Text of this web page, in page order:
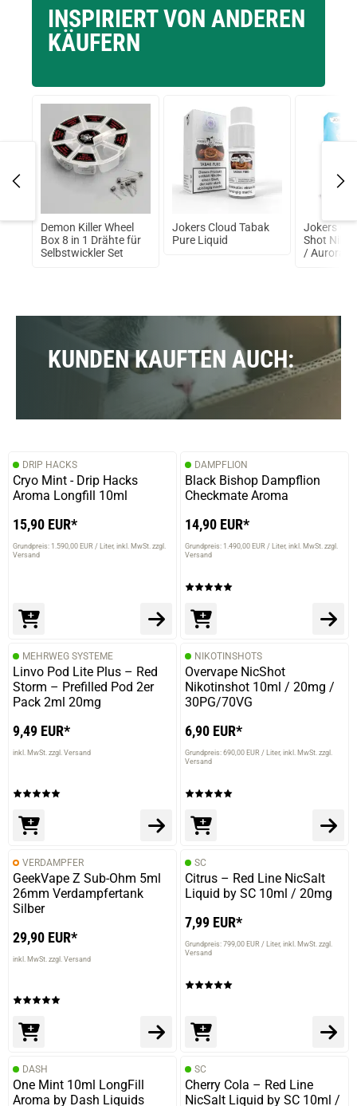
INSPIRIERT VON ANDEREN
KÄUFERN
Demon Killer Wheel
Box 8 in 1 Drähte für
Selbstwickler Set
Jokers Cloud Tabak
Pure Liquid
Jokers
Shot
/ Aurora
KUNDEN KAUFTEN AUCH:
DRIP HACKS
Cryo Mint - Drip Hacks
Aroma Longfill 10ml
15,90 EUR*
Grundpreis: 1.590,00 EUR / Liter inkl. MwSt. zzgl.
Versand
DAMPFLION
Black Bishop Dampflion
Checkmate Aroma
14,90 EUR*
Grundpreis: 1.490,00 EUR / Liter inkl. MwSt. zzgl.
Versand
MEHRWEG SYSTEME
Linvo Pod Lite Plus – Red
Storm – Prefilled Pod 2er
Pack 2ml 20mg
9,49 EUR*
inkl. MwSt. zzgl. Versand
NIKOTINSHOTS
Overvape NicShot
Nikotinshot 10ml / 20mg /
30PG/70VG
6,90 EUR*
Grundpreis: 690,00 EUR / Liter inkl. MwSt. zzgl.
Versand
VERDAMPFER
GeekVape Z Sub-Ohm 5ml
26mm Verdampfertank
Silber
29,90 EUR*
inkl. MwSt. zzgl. Versand
SC
Citrus – Red Line NicSalt
Liquid by SC 10ml / 20mg
7,99 EUR*
Grundpreis: 799,00 EUR / Liter inkl. MwSt. zzgl.
Versand
DASH
One Mint 10ml LongFill
Aroma by Dash Liquids
SC
Cherry Cola – Red Line
NicSalt Liquid by SC 10ml /